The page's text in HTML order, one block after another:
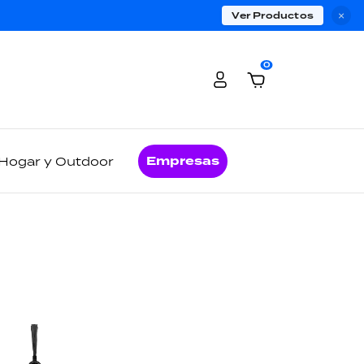
×
Ver Productos
0
y Outdoor Empresas